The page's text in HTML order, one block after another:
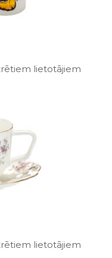
lietotājiem
lietotājiem